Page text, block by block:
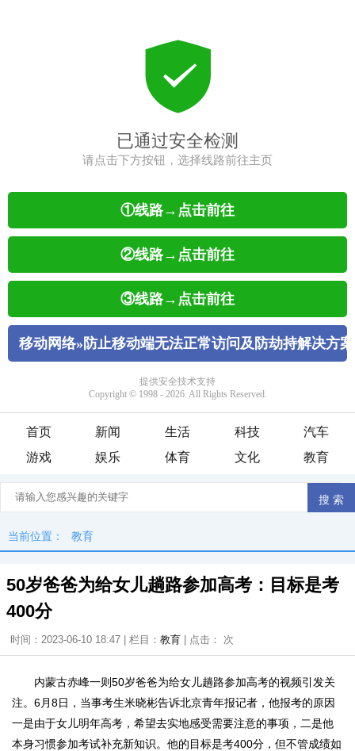
首页 新闻 生活 科技
汽车
游戏
娱乐 体育 文化 教育
当前位置： 教育
50岁爸爸为给女儿趟路参加高考：目标是考
400分
时间：2023-06-10 18:47 | 栏目： 教育 | 点击： 次
内蒙古赤峰一则50岁爸爸为给女儿趟路参加高考的视频引发关
注。6月8日，当事考生米晓彬告诉北京青年报记者，他报考的原因
一是由于女儿明年高考，希望去实地感受需要注意的事项，二是他
本身习惯参加考试补充新知识。他的目标是考400分，但不管成绩如